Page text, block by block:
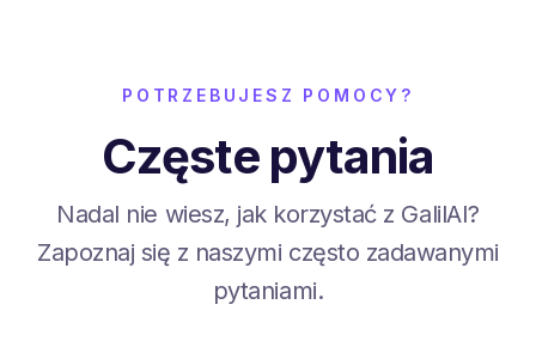
POTRZEBUJESZ POMOCY?
Częste pytania
Nadal nie wiesz, jak korzystać z GalilAI?
Zapoznaj się z naszymi często zadawanymi
pytaniami.